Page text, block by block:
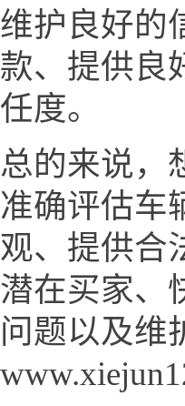
维护良好的
款、提供良
任度。
总的来说，
准确评估车
观、提供合
潜在买家、
问题以及维